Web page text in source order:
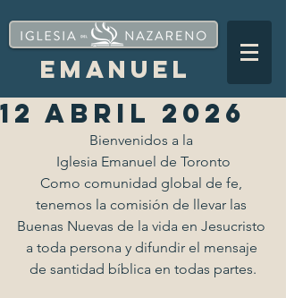
EMANUEL
12 ABRIL 2026
Bienvenidos a la
Iglesia Emanuel de Toronto
Como comunidad global de fe,
tenemos la comisión de llevar las
Buenas Nuevas de la vida en Jesucristo
a toda persona y difundir el mensaje
de santidad bíblica en todas partes.